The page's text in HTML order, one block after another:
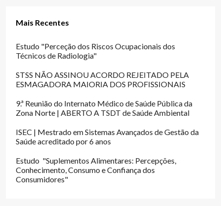
Mais Recentes
Estudo "Perceção dos Riscos Ocupacionais dos
Técnicos de Radiologia"
STSS NÃO ASSINOU ACORDO REJEITADO PELA
ESMAGADORA MAIORIA DOS PROFISSIONAIS
9.ª Reunião do Internato Médico de Saúde Pública da
Zona Norte | ABERTO A TSDT de Saúde Ambiental
ISEC | Mestrado em Sistemas Avançados de Gestão da
Saúde acreditado por 6 anos
Estudo "Suplementos Alimentares: Percepções,
Conhecimento, Consumo e Confiança dos
Consumidores"